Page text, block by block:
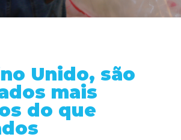
Unido, são
mais
do que